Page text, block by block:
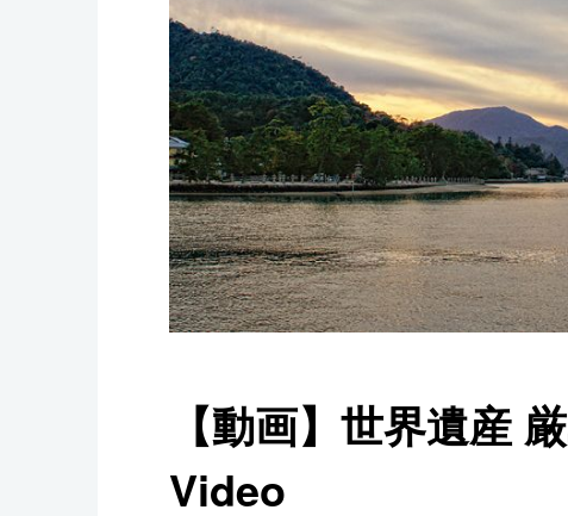
文化
科学・技術
暮らし
スポーツ・東京2020
【動画】世界遺産
Video